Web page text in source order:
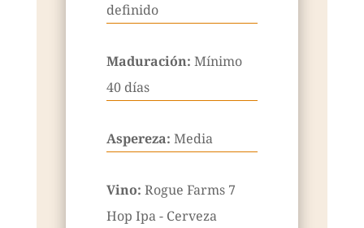
definido
Maduración: Mínimo
40 días
Aspereza: Media
Vino: Rogue Farms 7
Hop Ipa - Cerveza